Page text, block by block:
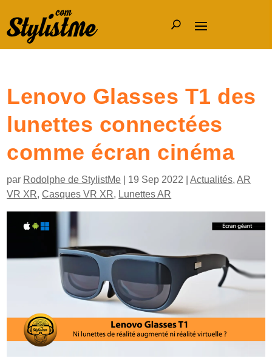
Lenovo Glasses T1 des
lunettes connectées
comme écran cinéma
par Rodolphe de StylistMe 19 Sep 2022 |Actualités,AR
VR XR,Casques VR XR, Lunettes AR